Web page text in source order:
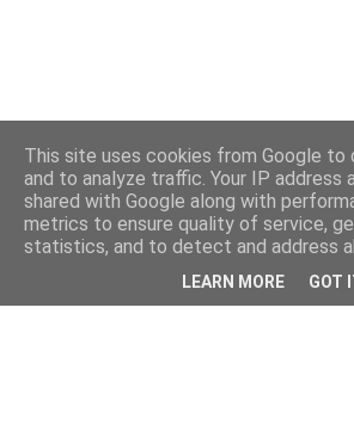
This site uses cookies from Google to
and to analyze traffic. Your IP address
shared with Google along with
metrics to ensure quality of service,
statistics, and to detect and address
LEARN MORE GOT